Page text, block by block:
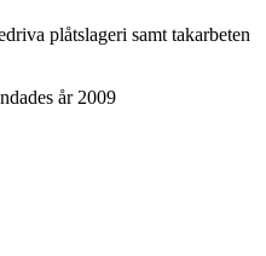
plåtslageri samt takarbeten
år 2009